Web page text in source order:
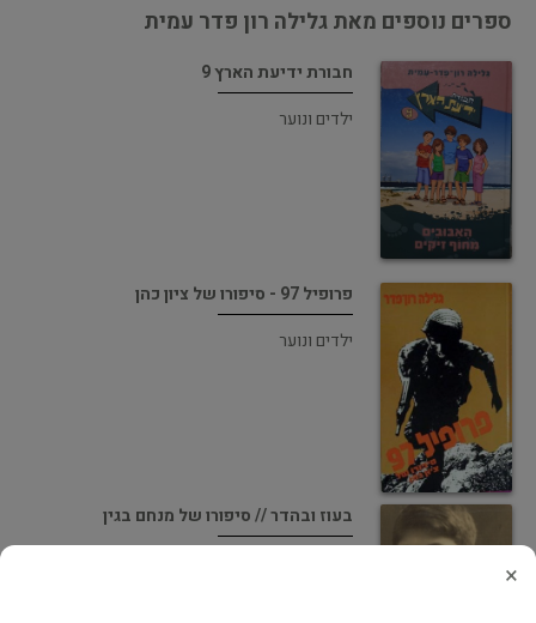
ספרים נוספים מאת גלילה רון פדר עמית
חבורת ידיעת הארץ 9
ילדים ונוער
פרופיל 97 - סיפורו של ציון כהן
ילדים ונוער
בעוז ובהדר // סיפורו של מנחם בגין
×